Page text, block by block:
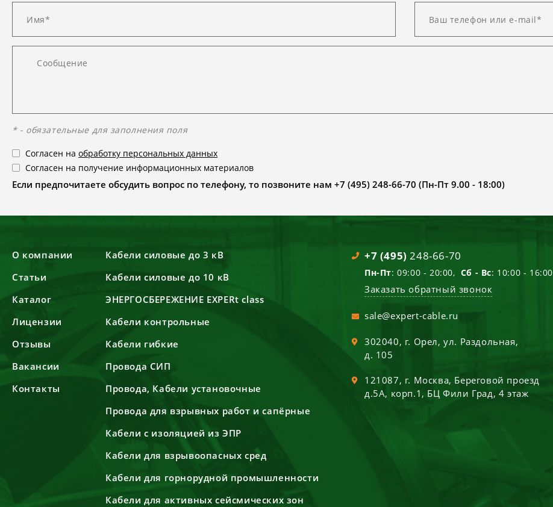
* - обязательные для заполнения поля
Согласен на обработку персональных данных
Согласен на получение информационных материалов
Если предпочитаете обсудить вопрос по телефону, то позвоните нам +7 (495) 248-66-70 (Пн-Пт 9.00 - 18:00)
О компании
Статьи
Каталог
Лицензии
Отзывы
Вакансии
Контакты
Кабели силовые до 3 кВ
Кабели силовые до 10 кВ
ЭНЕРГОСБЕРЕЖЕНИЕ EXPERt class
Кабели контрольные
Кабели гибкие
Провода СИП
Провода, Кабели установочные
Провода для взрывных работ и сапёрные
Кабели с изоляцией из ЭПР
Кабели для взрывоопасных сред
Кабели для горнорудной промышленности
Кабели для активных сейсмических зон
+7 (495) 248-66-70
Пн-Пт: 09:00 - 20:00, Сб - Вс: 10:00 - 16:00
Заказать обратный звонок
sale@expert-cable.ru
302040, г. Орел,ул. Раздольная,
д. 105
121087, г. Москва, Береговой проезд
д.5А, корп.1, БЦ Фили Град, 4 этаж